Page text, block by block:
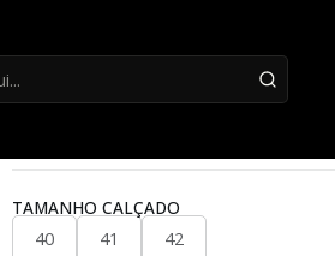
|
TAMANHO CALÇADO
40
41 42